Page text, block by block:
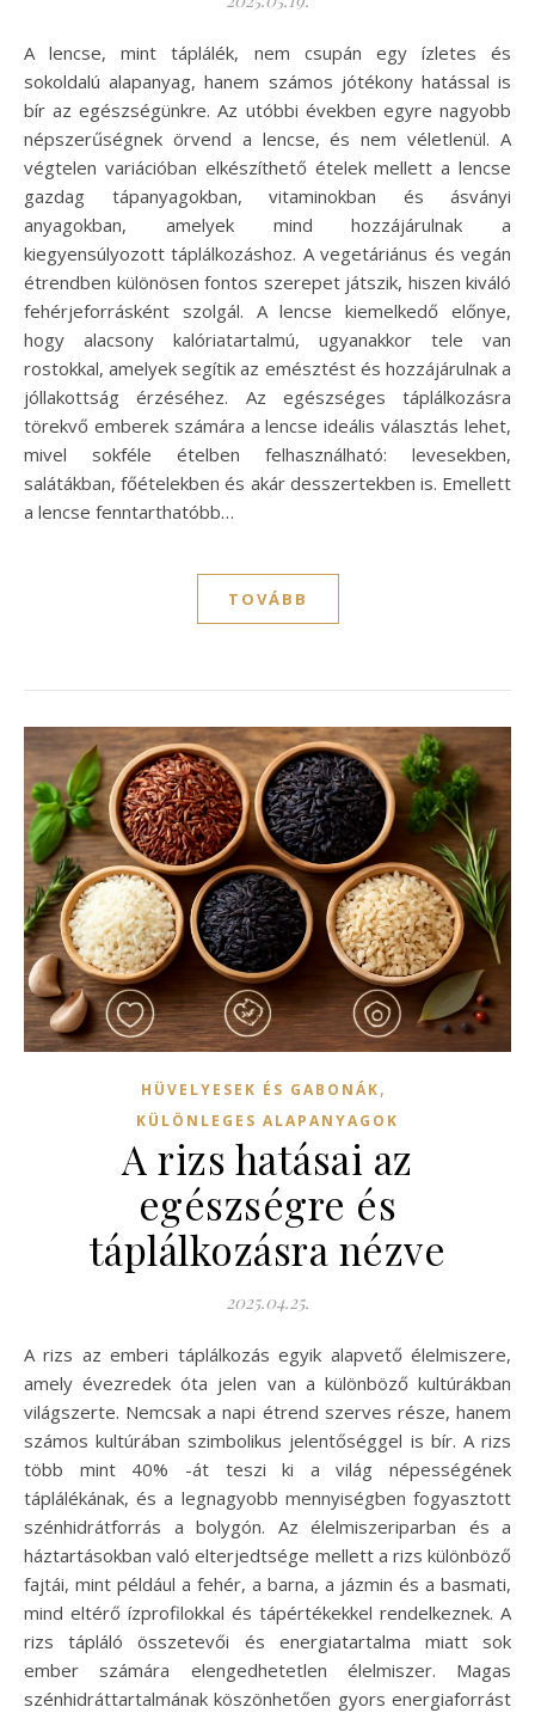
A lencse, mint táplálék, nem csupán egy ízletes és
sokoldalú alapanyag, hanem számos jótékony hatással is
bír az egészségünkre. Az utóbbi években egyre nagyobb
népszerűségnek örvend a lencse, és nem véletlenül. A
végtelen variációban elkészíthető ételek mellett a lencse
gazdag tápanyagokban, vitaminokban és ásványi
anyagokban, amelyek mind hozzájárulnak a
kiegyensúlyozott táplálkozáshoz. A vegetáriánus és vegán
étrendben különösen fontos szerepet játszik, hiszen kiváló
fehérjeforrásként szolgál. A lencse kiemelkedő előnye,
hogy alacsony kalóriatartalmú, ugyanakkor tele van
rostokkal, amelyek segítik az emésztést és hozzájárulnak a
jóllakottság érzéséhez. Az egészséges táplálkozásra
törekvő emberek számára a lencse ideális választás lehet,
mivel sokféle ételben felhasználható: levesekben,
salátákban, főételekben és akár desszertekben is. Emellett
a lencse fenntarthatóbb…
TOVÁBB
HÜVELYESEK ÉS GABONÁK,
KÜLÖNLEGES ALAPANYAGOK
A rizs hatásai az
egészségre és
táplálkozásra nézve
2025.04.25.
A rizs az emberi táplálkozás egyik alapvető élelmiszere,
amely évezredek óta jelen van a különböző kultúrákban
világszerte. Nemcsak a napi étrend szerves része, hanem
számos kultúrában szimbolikus jelentőséggel is bír. A rizs
több mint 40% -át teszi ki a világ népességének
táplálékának, és a legnagyobb mennyiségben fogyasztott
szénhidrátforrás a bolygón. Az élelmiszeriparban és a
háztartásokban való elterjedtsége mellett a rizs különböző
fajtái, mint például a fehér, a barna, a jázmin és a basmati,
mind eltérő ízprofilokkal és tápértékekkel rendelkeznek. A
rizs tápláló összetevői és energiatartalma miatt sok
ember számára elengedhetetlen élelmiszer. Magas
szénhidráttartalmának köszönhetően gyors energiaforrást